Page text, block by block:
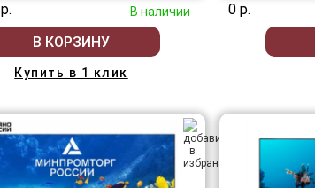
В наличии
В КОРЗИНУ
Купить в 1 клик
0 р.